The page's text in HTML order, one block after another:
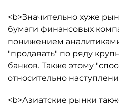
<b>Значительно хуже
бумаги финансовых
понижением
"продавать" по ряду
банков. Также этому
относительно
<b>Азиатские рынки